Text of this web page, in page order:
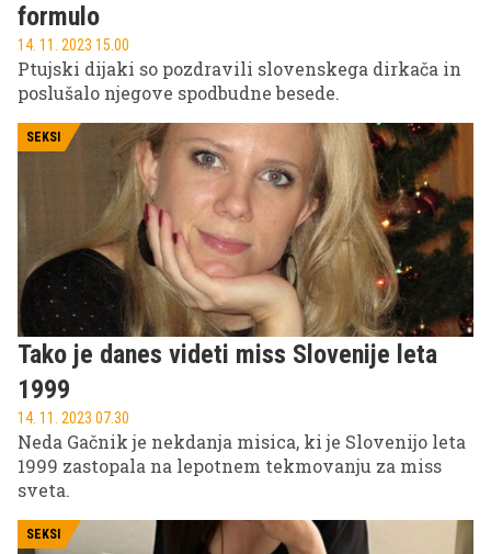
formulo
14. 11. 2023 15.00
Ptujski dijaki so pozdravili slovenskega dirkača in
poslušalo njegove spodbudne besede.
SEKSI
Tako je danes videti miss Slovenije leta
1999
14. 11. 2023 07.30
Neda Gačnik je nekdanja misica, ki je Slovenijo leta
1999 zastopala na lepotnem tekmovanju za miss
sveta.
SEKSI